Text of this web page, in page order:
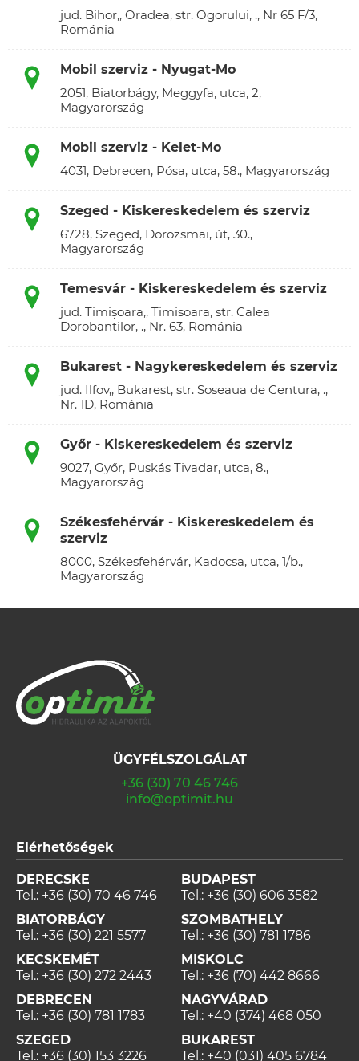
jud. Bihor,, Oradea, str. Ogorului, ., Nr 65 F/3,
Románia
Mobil szerviz - Nyugat-Mo
2051, Biatorbágy, Meggyfa, utca, 2,
Magyarország
Mobil szerviz - Kelet-Mo
4031, Debrecen, Pósa, utca, 58., Magyarország
Szeged - Kiskereskedelem és szerviz
6728, Szeged, Dorozsmai, út, 30.,
Magyarország
Temesvár - Kiskereskedelem és szerviz
jud. Timișoara,, Timisoara, str. Calea
Dorobantilor, ., Nr. 63, Románia
Bukarest - Nagykereskedelem és szerviz
jud. Ilfov,, Bukarest, str. Soseaua de Centura, .,
Nr. 1D, Románia
Győr - Kiskereskedelem és szerviz
9027, Győr, Puskás Tivadar, utca, 8.,
Magyarország
Székesfehérvár - Kiskereskedelem és
szerviz
8000, Székesfehérvár, Kadocsa, utca, 1/b.,
Magyarország
ÜGYFÉLSZOLGÁLAT
+36 (30) 70 46 746
info@optimit.hu
Elérhetőségek
DERECSKE
Tel.: +36 (30) 70 46 746
BIATORBÁGY
Tel.: +36 (30) 221 5577
KECSKEMÉT
Tel.: +36 (30) 272 2443
DEBRECEN
Tel.: +36 (30) 781 1783
SZEGED
Tel.: +36 (30) 153 3226
BUDAPEST
Tel.: +36 (30) 606 3582
SZOMBATHELY
Tel.: +36 (30) 781 1786
MISKOLC
Tel.: +36 (70) 442 8666
NAGYVÁRAD
Tel.: +40 (374) 468 050
BUKAREST
Tel.: +40 (031) 405 6784